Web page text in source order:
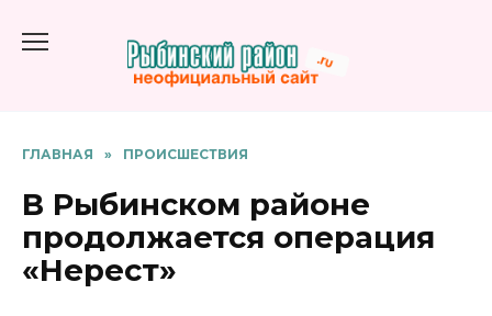
содержанию
ГЛАВНАЯ » ПРОИСШЕСТВИЯ
В Рыбинском районе
продолжается операция
«Нерест»